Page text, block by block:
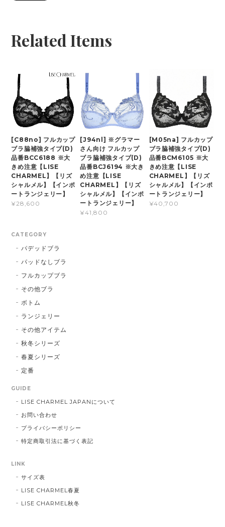
Related Items
[C88no] フルカップ
ブラ脇補強タイプ(D)
品番BCC6188 ※大
きめ注意【LISE
CHARMEL】【リズ
シャルメル】【インポ
ートランジェリー】
¥28,600
[J94nl] ※グラマー
さん向け フルカップ
ブラ脇補強タイプ(D)
品番BCJ6194 ※大き
め注意【LISE
CHARMEL】【リズ
シャルメル】【インポ
ートランジェリー】
¥41,800
[M05na] フルカップ
ブラ脇補強タイプ(D)
品番BCM6105 ※大
きめ注意【LISE
CHARMEL】【リズ
シャルメル】【インポ
ートランジェリー】
¥40,700
CATEGORY
パデッドブラ
パッドなしブラ
フルカップブラ
その他ブラ
ボトム
ランジェリー
その他アイテム
秋冬シリーズ
春夏シリーズ
定番
GUIDE
LISE CHARMEL JAPANについて
お問い合わせ
プライバシーポリシー
特定商取引法に基づく表記
LINK
サイズ表
LISE CHARMEL春夏
LISE CHARMEL秋冬